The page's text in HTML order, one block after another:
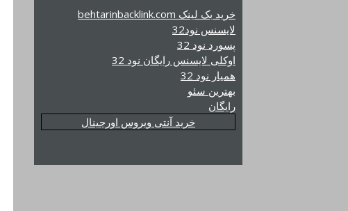
خرید بک لینک behtarinbacklink.com
لایسنس نود32
پسورد نود 32
اوکلی لایسنس رایگان نود 32
همیار نود 32
بهترین سئو
رایگان
خرید آنتی ویروس اورجینال